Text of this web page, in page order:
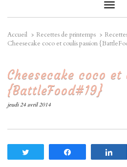
Accueil Recettes de printemps
Cheesecake coco et coulis passion
Cheesecake coco
{BattleFood#19}
jeudi 24 avril 2014